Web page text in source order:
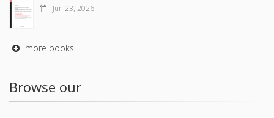
Jun 23, 2026
more books
Browse our